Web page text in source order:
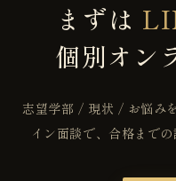
まずは
個別オン
志望学部 / 現状 / お悩み
イン面談で、合格まで